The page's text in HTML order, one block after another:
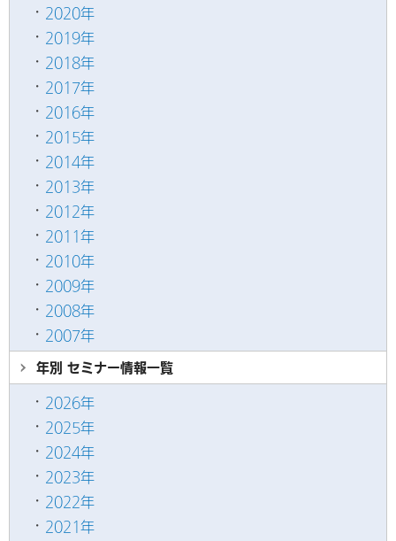
2020年
2019年
2018年
2017年
2016年
2015年
2014年
2013年
2012年
2011年
2010年
2009年
2008年
2007年
年別 セミナー情報一覧
2026年
2025年
2024年
2023年
2022年
2021年